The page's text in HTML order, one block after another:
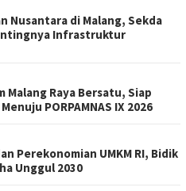
Nusantara di Malang, Sekda
Infrastruktur
Malang Raya Bersatu, Siap
PORPAMNAS IX 2026
Perekonomian UMKM RI, Bidik
Unggul 2030